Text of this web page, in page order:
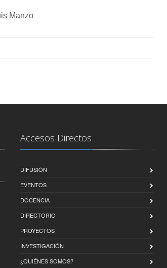
Manzo
Accesos Directos
DIFUSIÓN
EVENTOS
DOCENCIA
DIRECTORIO
PROYECTOS
INVESTIGACIÓN
¿QUIÉNES SOMOS?